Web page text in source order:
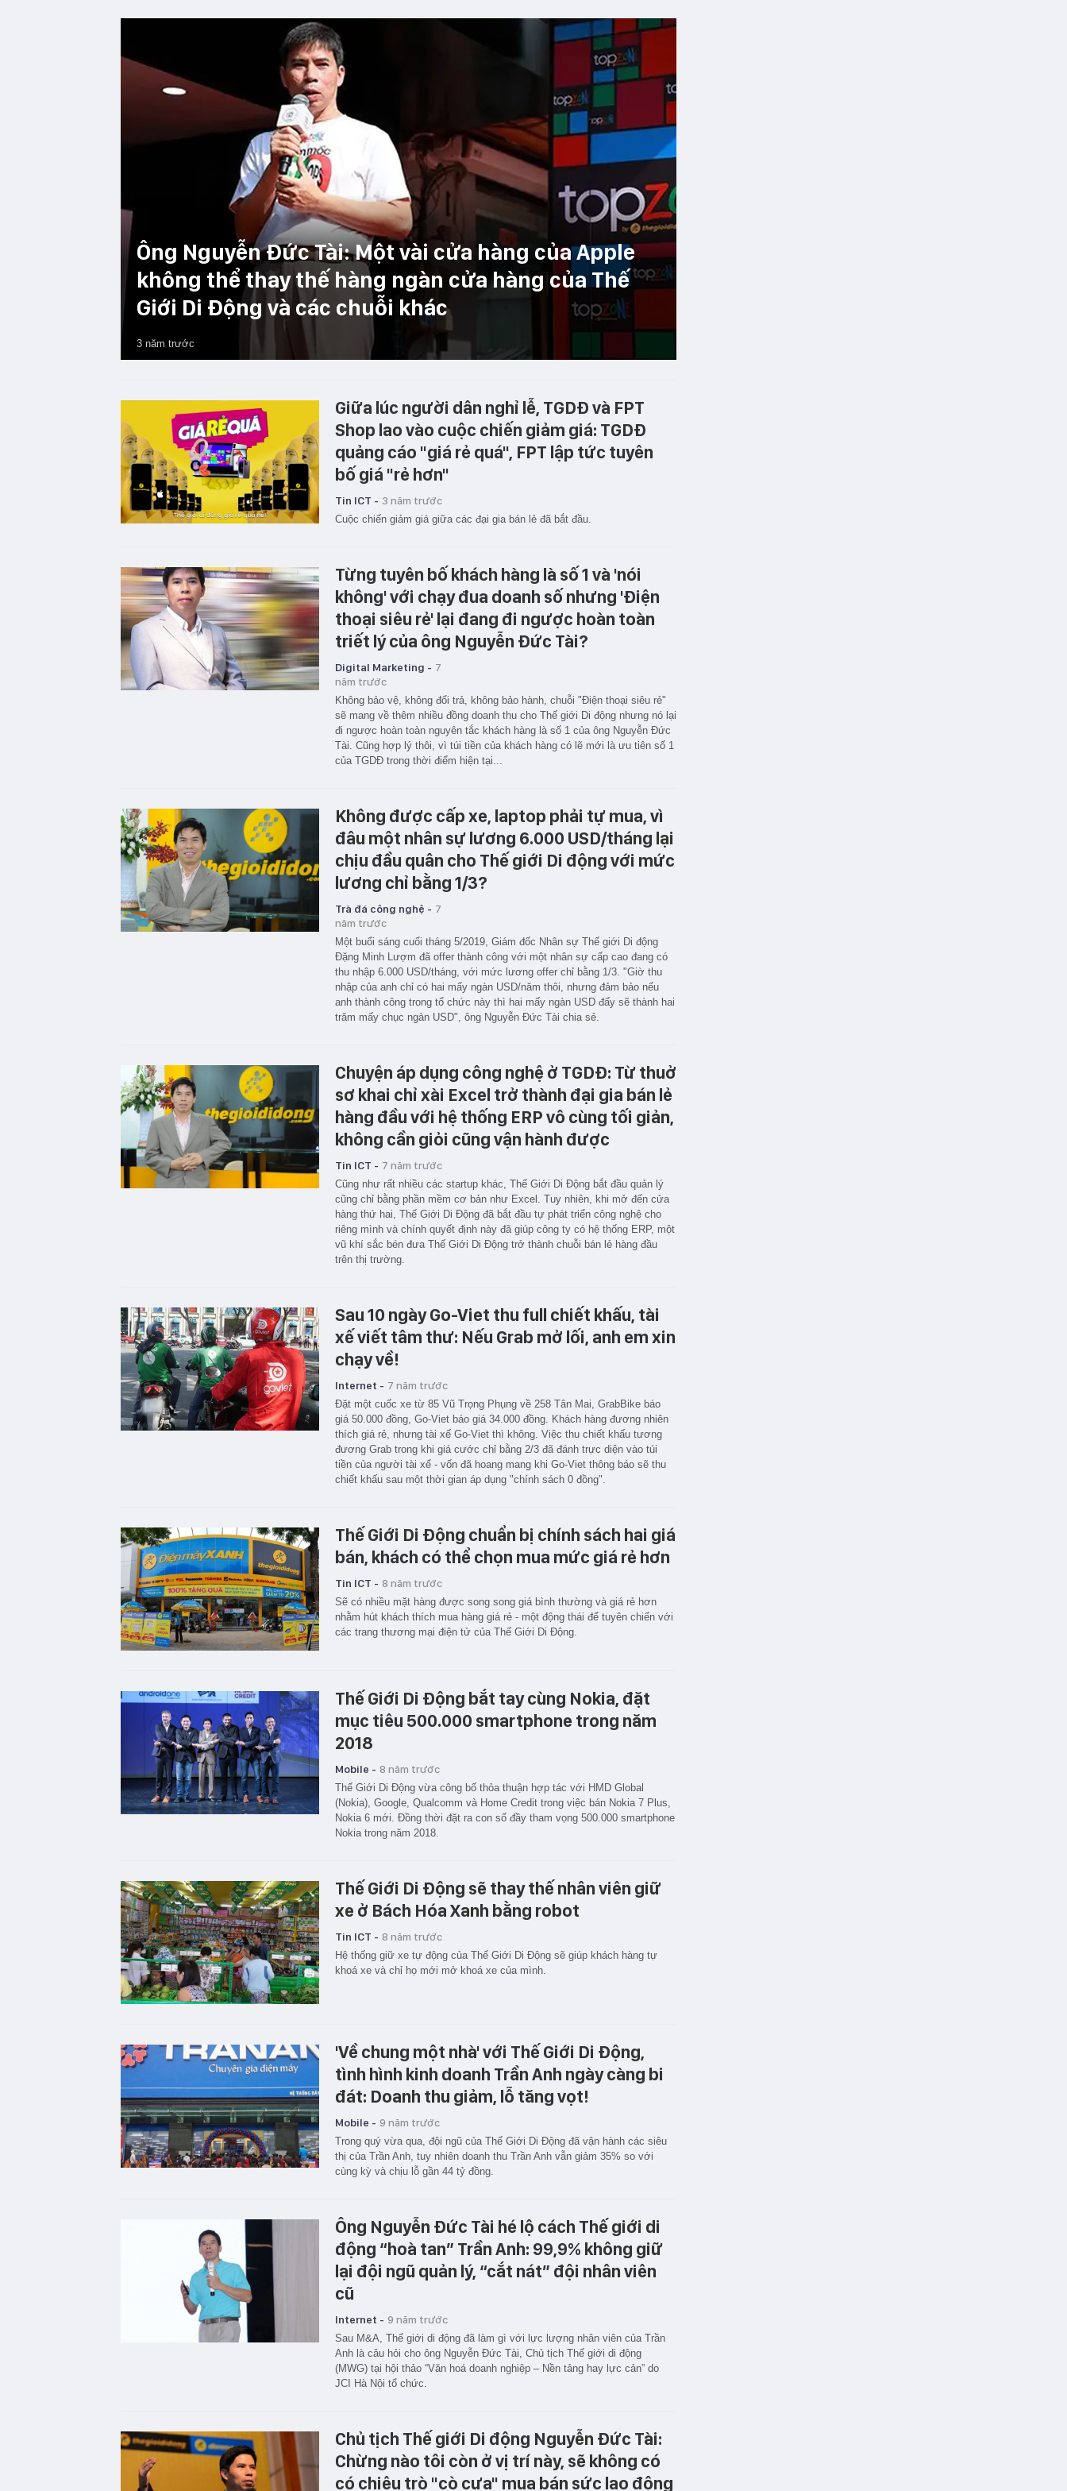
Ông Nguyễn Đức Tài: Một vài cửa hàng của Apple
không thể thay thế hàng ngàn cửa hàng của Thế
Giới Di Động và các chuỗi khác
3 năm trước
Giữa lúc người dân nghỉ lễ, TGDĐ và FPT
Shop lao vào cuộc chiến giảm giá: TGDĐ
quảng cáo "giá rẻ quá", FPT lập tức tuyên
bố giá "rẻ hơn"
Tin ICT - 3 năm trước
Cuộc chiến giảm giá giữa các đại gia bán lẻ đã bắt đầu.
Từng tuyên bố khách hàng là số 1 và 'nói
không' với chạy đua doanh số nhưng 'Điện
thoại siêu rẻ' lại đang đi ngược hoàn toàn
triết lý của ông Nguyễn Đức Tài?
Digital Marketing - 7
năm trước
Không bảo vệ, không đổi trả, không bảo hành, chuỗi "Điện thoại siêu rẻ"
sẽ mang về thêm nhiều đồng doanh thu cho Thế giới Di động nhưng nó lại
đi ngược hoàn toàn nguyên tắc khách hàng là số 1 của ông Nguyễn Đức
Tài. Cũng hợp lý thôi, vì túi tiền của khách hàng có lẽ mới là ưu tiên số 1
của TGDĐ trong thời điểm hiện tại...
Không được cấp xe, laptop phải tự mua, vì
đâu một nhân sự lương 6.000 USD/tháng lại
chịu đầu quân cho Thế giới Di động với mức
lương chỉ bằng 1/3?
Trà đá công nghệ - 7
năm trước
Một buổi sáng cuối tháng 5/2019, Giám đốc Nhân sự Thế giới Di động
Đặng Minh Lượm đã offer thành công với một nhân sự cấp cao đang có
thu nhập 6.000 USD/tháng, với mức lương offer chỉ bằng 1/3. "Giờ thu
nhập của anh chỉ có hai mấy ngàn USD/năm thôi, nhưng đảm bảo nếu
anh thành công trong tổ chức này thì hai mấy ngàn USD đấy sẽ thành hai
trăm mấy chục ngàn USD", ông Nguyễn Đức Tài chia sẻ.
Chuyện áp dụng công nghệ ở TGDĐ: Từ thuở
sơ khai chỉ xài Excel trở thành đại gia bán lẻ
hàng đầu với hệ thống ERP vô cùng tối giản,
không cần giỏi cũng vận hành được
Tin ICT - 7 năm trước
Cũng như rất nhiều các startup khác, Thế Giới Di Động bắt đầu quản lý
cũng chỉ bằng phần mềm cơ bản như Excel. Tuy nhiên, khi mở đến cửa
hàng thứ hai, Thế Giới Di Động đã bắt đầu tự phát triển công nghệ cho
riêng mình và chính quyết định này đã giúp công ty có hệ thống ERP, một
vũ khí sắc bén đưa Thế Giới Di Động trở thành chuỗi bán lẻ hàng đầu
trên thị trường.
Sau 10 ngày Go-Viet thu full chiết khấu, tài
xế viết tâm thư: Nếu Grab mở lối, anh em xin
chạy về!
Internet - 7 năm trước
Đặt một cuốc xe từ 85 Vũ Trọng Phụng về 258 Tân Mai, GrabBike báo
giá 50.000 đồng, Go-Viet báo giá 34.000 đồng. Khách hàng đương nhiên
thích giá rẻ, nhưng tài xế Go-Viet thì không. Việc thu chiết khấu tương
đương Grab trong khi giá cước chỉ bằng 2/3 đã đánh trực diện vào túi
tiền của người tài xế - vốn đã hoang mang khi Go-Viet thông báo sẽ thu
chiết khấu sau một thời gian áp dụng "chính sách 0 đồng".
Thế Giới Di Động chuẩn bị chính sách hai giá
bán, khách có thể chọn mua mức giá rẻ hơn
Tin ICT - 8 năm trước
Sẽ có nhiều mặt hàng được song song giá bình thường và giá rẻ hơn
nhằm hút khách thích mua hàng giá rẻ - một động thái để tuyên chiến với
các trang thương mại điện tử của Thế Giới Di Động.
Thế Giới Di Động bắt tay cùng Nokia, đặt
mục tiêu 500.000 smartphone trong năm
2018
Mobile - 8 năm trước
Thế Giới Di Động vừa công bố thỏa thuận hợp tác với HMD Global
(Nokia), Google, Qualcomm và Home Credit trong việc bán Nokia 7 Plus,
Nokia 6 mới. Đồng thời đặt ra con số đầy tham vọng 500.000 smartphone
Nokia trong năm 2018.
Thế Giới Di Động sẽ thay thế nhân viên giữ
xe ở Bách Hóa Xanh bằng robot
Tin ICT - 8 năm trước
Hệ thống giữ xe tự động của Thế Giới Di Động sẽ giúp khách hàng tự
khoá xe và chỉ họ mới mở khoá xe của mình.
'Về chung một nhà' với Thế Giới Di Động,
tình hình kinh doanh Trần Anh ngày càng bi
đát: Doanh thu giảm, lỗ tăng vọt!
Mobile - 9 năm trước
Trong quý vừa qua, đội ngũ của Thế Giới Di Động đã vận hành các siêu
thị của Trần Anh, tuy nhiên doanh thu Trần Anh vẫn giảm 35% so với
cùng kỳ và chịu lỗ gần 44 tỷ đồng.
Ông Nguyễn Đức Tài hé lộ cách Thế giới di
động “hoà tan” Trần Anh: 99,9% không giữ
lại đội ngũ quản lý, “cắt nát” đội nhân viên
cũ
Internet - 9 năm trước
Sau M&A, Thế giới di động đã làm gì với lực lượng nhân viên của Trần
Anh là câu hỏi cho ông Nguyễn Đức Tài, Chủ tịch Thế giới di động
(MWG) tại hội thảo “Văn hoá doanh nghiệp – Nền tảng hay lực cản” do
JCI Hà Nội tổ chức.
Chủ tịch Thế giới Di động Nguyễn Đức Tài:
Chừng nào tôi còn ở vị trí này, sẽ không có
có chiêu trò "cò cưa" mua bán sức lao động